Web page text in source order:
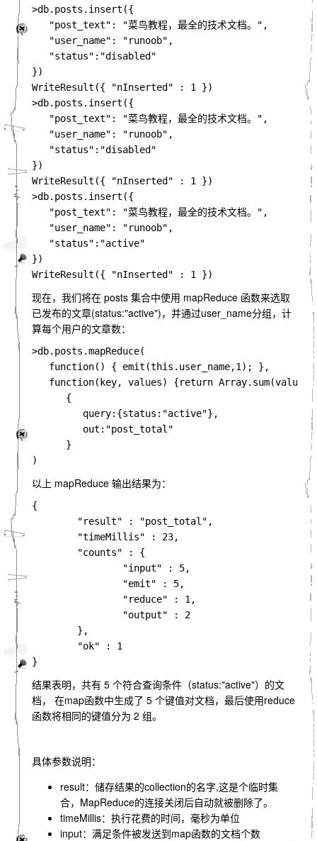
>db. posts . insert ({
"post_text" : "菜鸟教程，最全的技术文档。" ,
"user_name" : "runoob" ,
"status" : "disabled"
})
WriteResult ({ "nInserted" : 1
})
>db. posts . insert ({
"post_text" : "菜鸟教程，最全的技术文档。" ,
"user_name" : "runoob" ,
"status" : "disabled"
})
WriteResult ({ "nInserted" : 1
})
>db. posts . insert ({
"post_text" : "菜鸟教程，最全的技术文档。" ,
"user_name" : "runoob" ,
"status" : "active"
})
WriteResult ({ "nInserted" : 1 })
现在，我们将在 posts 集合中使用 mapReduce 函数来选取
已发布的文章(status:"active")，并通过user_name分组，计
算每个用户的文章数：
>db. posts .mapReduce(
function() { emit (this . user_name,1 );
},
function( key, values) {return Array. sum(values
{
         query
:{status : "active"},
out : "post_total"
}
)
以上 mapReduce 输出结果为：
{
"result"
: "post_total" ,
"timeMillis"
: 23,
"counts"
:
{
"input"
: 5,
"emit"
: 5,
"reduce"
: 1 ,
"output"
:
2
},
"ok"
:
1
}
结果表明，共有 5 个符合查询条件（status:"active"）的文
档， 在map函数中生成了 5 个键值对文档，最后使用reduce
函数将相同的键值分为 2 组。
具体参数说明：
result：储存结果的collection的名字,这是个临时集
合，MapReduce的连接关闭后自动就被删除了。
timeMillis：执行花费的时间，毫秒为单位
input：满足条件被发送到map函数的文档个数